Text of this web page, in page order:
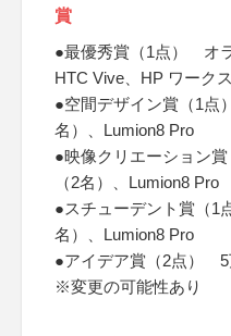
賞
●最優秀賞（1点） オ
HTC Vive、HP ワーク
●空間デザイン賞（1
名）、Lumion8 Pro
●映像クリエーション
（2名）、Lumion8 Pro
●スチューデント賞（
名）、Lumion8 Pro
●アイデア賞（2点） 5
※変更の可能性あり